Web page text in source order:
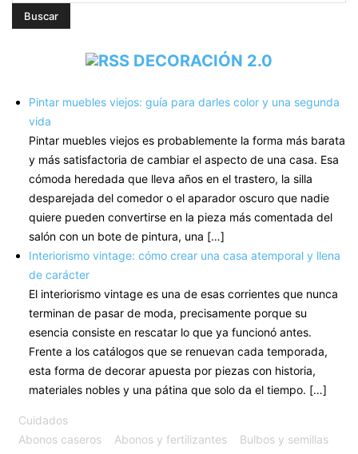
DECORACIÓN 2.0
Pintar muebles viejos: guía para darles color y una segunda
vida
Pintar muebles viejos es probablemente la forma más barata
y más satisfactoria de cambiar el aspecto de una casa. Esa
cómoda heredada que lleva años en el trastero, la silla
desparejada del comedor o el aparador oscuro que nadie
quiere pueden convertirse en la pieza más comentada del
salón con un bote de pintura, una […]
Interiorismo vintage: cómo crear una casa atemporal y llena
de carácter
El interiorismo vintage es una de esas corrientes que nunca
terminan de pasar de moda, precisamente porque su
esencia consiste en rescatar lo que ya funcionó antes.
Frente a los catálogos que se renuevan cada temporada,
esta forma de decorar apuesta por piezas con historia,
materiales nobles y una pátina que solo da el tiempo. […]
Cuidados
Abonos caseros
Abonos y fertilizantes Bulbos y semillas